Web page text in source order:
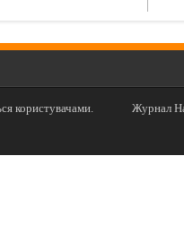
користувачами. Журнал